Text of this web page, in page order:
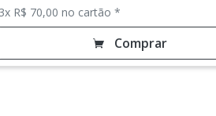
3x R$ 70,00 no cartão *
Comprar